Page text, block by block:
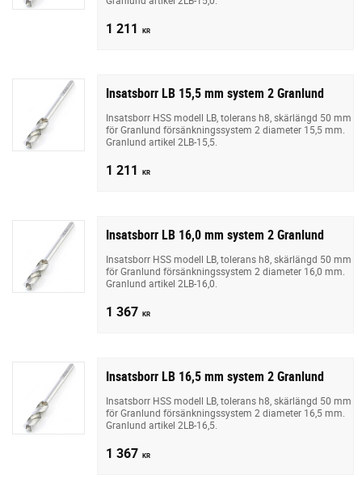
1 211 KR
Insatsborr LB 15,5 mm system 2 Granlund
Insatsborr HSS modell LB, tolerans h8, skärlängd 50 mm
för Granlund försänkningssystem 2 diameter 15,5 mm.
Granlund artikel 2LB-15,5.
1 211 KR
Insatsborr LB 16,0 mm system 2 Granlund
Insatsborr HSS modell LB, tolerans h8, skärlängd 50 mm
för Granlund försänkningssystem 2 diameter 16,0 mm.
Granlund artikel 2LB-16,0.
1 367 KR
Insatsborr LB 16,5 mm system 2 Granlund
Insatsborr HSS modell LB, tolerans h8, skärlängd 50 mm
för Granlund försänkningssystem 2 diameter 16,5 mm.
Granlund artikel 2LB-16,5.
1 367 KR